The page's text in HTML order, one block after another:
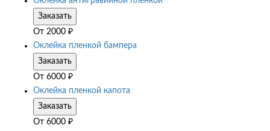
Заказать
От 2000 ₽
Оклейка пленкой бампера
Заказать
От 6000 ₽
Оклейка пленкой капота
Заказать
От 6000 ₽